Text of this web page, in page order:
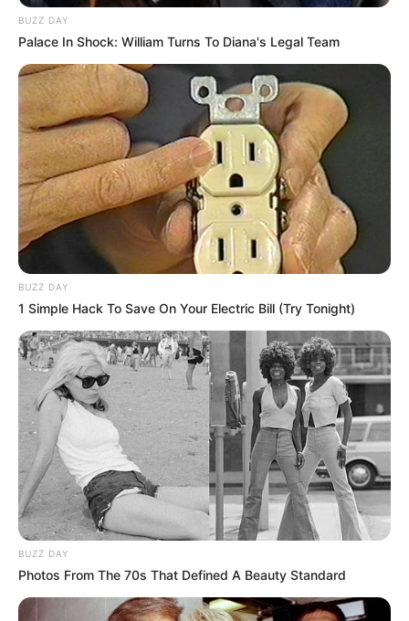
BUZZ DAY
Palace In Shock: William Turns To Diana's Legal Team
BUZZ DAY
1 Simple Hack To Save On Your Electric Bill (Try Tonight)
BUZZ DAY
Photos From The 70s That Defined A Beauty Standard